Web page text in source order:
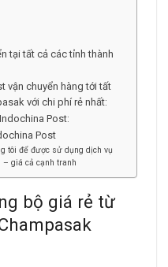
tại tất cả các tỉnh thành
vận chuyển hàng tới tất
với chi phí rẻ nhất:
Post:
Post
tôi để được sử dụng dịch vụ
– giá cả cạnh tranh
bộ giá rẻ từ